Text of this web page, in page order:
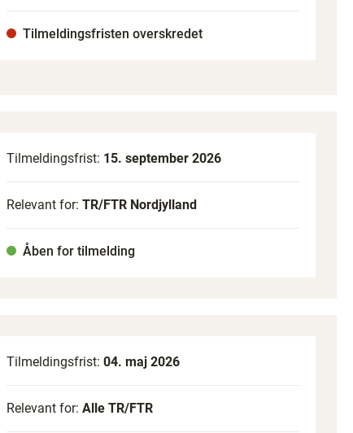
Tilmeldingsfristen overskredet
Tilmeldingsfrist: 15. september 2026
Relevant for: TR/FTR Nordjylland
Åben for tilmelding
Tilmeldingsfrist: 04. maj 2026
Relevant for: Alle TR/FTR